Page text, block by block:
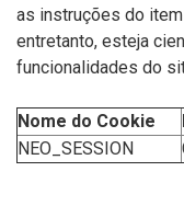
as instruções do
entretanto, esteja
funcionalidades do
Nome do Cookie
NEO_SESSION